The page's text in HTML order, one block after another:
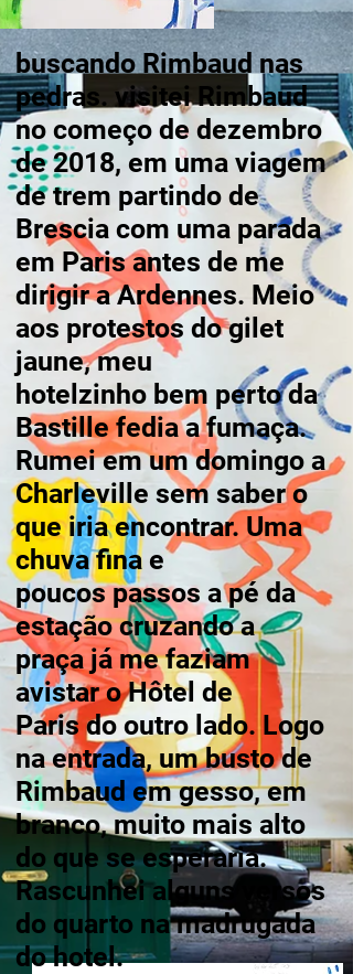
buscando Rimbaud nas
pedras. visitei Rimbaud
no começo de dezembro
de 2018, em uma viagem
de trem partindo de
Brescia com uma parada
em Paris antes de me
dirigir a Ardennes. Meio
aos protestos do gilet
jaune, meu
hotelzinho bem perto da
Bastille fedia a fumaça.
Rumei em um domingo a
Charleville sem saber o
que iria encontrar. Uma
chuva fina e
poucos passos a pé da
estação cruzando a
praça já me faziam
avistar o Hôtel de
Paris do outro lado. Logo
na entrada, um busto de
Rimbaud em gesso, em
branco, muito mais alto
do que se esperaria.
Rascunhei alguns versos
do quarto na madrugada
do hotel.